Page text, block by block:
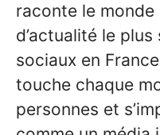
raconte le monde
d’actualité le
sociaux en
touche chaque
personnes et